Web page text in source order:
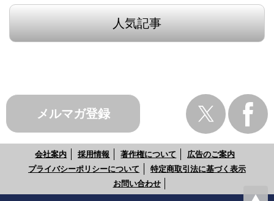
人気記事
メルマガ登録
会社案内 採用情報 著作権について
広告のご案内
プライバシーポリシーについて
特定商取引法に基づく表示
お問い合わせ